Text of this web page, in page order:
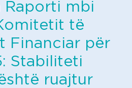
Raporti mbi
të
Financiar për
Stabiliteti
ruajtur